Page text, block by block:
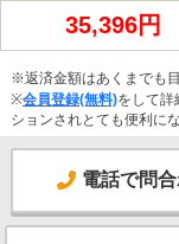
35,396円
※返済金額はあくまでも目
※会員登録(無料)をして詳
ションされとても便利にな
電話で問